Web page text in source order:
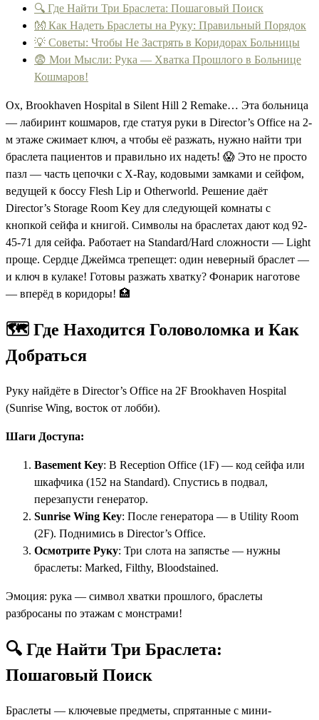
🔍 Где Найти Три Браслета: Пошаговый Поиск
👐 Как Надеть Браслеты на Руку: Правильный Порядок
💡 Советы: Чтобы Не Застрять в Коридорах Больницы
😨 Мои Мысли: Рука — Хватка Прошлого в Больнице
Кошмаров!
Ох, Brookhaven Hospital в Silent Hill 2 Remake… Эта больница
— лабиринт кошмаров, где статуя руки в Director’s Office на 2-
м этаже сжимает ключ, а чтобы её разжать, нужно найти три
браслета пациентов и правильно их надеть! 😱 Это не просто
пазл — часть цепочки с X-Ray, кодовыми замками и сейфом,
ведущей к боссу Flesh Lip и Otherworld. Решение даёт
Director’s Storage Room Key для следующей комнаты с
кнопкой сейфа и книгой. Символы на браслетах дают код 92-
45-71 для сейфа. Работает на Standard/Hard сложности — Light
проще. Сердце Джеймса трепещет: один неверный браслет —
и ключ в кулаке! Готовы разжать хватку? Фонарик наготове
— вперёд в коридоры! 🏥
🗺️ Где Находится Головоломка и Как
Добраться
Руку найдёте в Director’s Office на 2F Brookhaven Hospital
(Sunrise Wing, восток от лобби).
Шаги Доступа:
Basement Key: В Reception Office (1F) — код сейфа или
шкафчика (152 на Standard). Спустись в подвал,
перезапусти генератор.
Sunrise Wing Key: После генератора — в Utility Room
(2F). Поднимись в Director’s Office.
Осмотрите Руку: Три слота на запястье — нужны
браслеты: Marked, Filthy, Bloodstained.
Эмоция: рука — символ хватки прошлого, браслеты
разбросаны по этажам с монстрами!
🔍 Где Найти Три Браслета:
Пошаговый Поиск
Браслеты — ключевые предметы, спрятанные с мини-